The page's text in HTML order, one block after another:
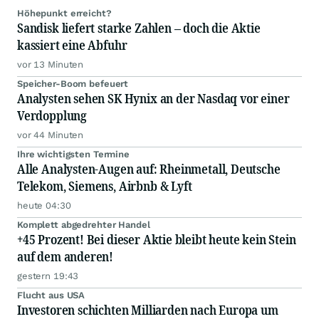
Höhepunkt erreicht?
Sandisk liefert starke Zahlen – doch die Aktie
kassiert eine Abfuhr
vor 13 Minuten
Speicher-Boom befeuert
Analysten sehen SK Hynix an der Nasdaq vor einer
Verdopplung
vor 44 Minuten
Ihre wichtigsten Termine
Alle Analysten-Augen auf: Rheinmetall, Deutsche
Telekom, Siemens, Airbnb & Lyft
heute 04:30
Komplett abgedrehter Handel
+45 Prozent! Bei dieser Aktie bleibt heute kein Stein
auf dem anderen!
gestern 19:43
Flucht aus USA
Investoren schichten Milliarden nach Europa um